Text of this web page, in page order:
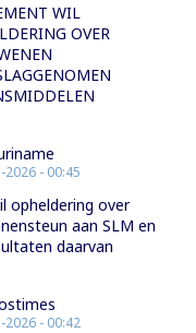
WIL
OVER
2026 - 00:45
opheldering over
aan SLM en
daarvan
2026 - 00:42